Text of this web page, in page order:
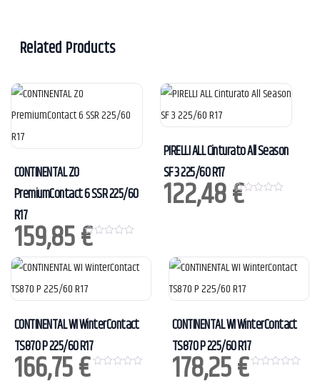
Related Products
CONTINENTAL ZO
PremiumContact 6 SSR 225/60
R17
159,85€
0
u
t
f
5
PIRELLI ALL Cinturato All Season
SF 3 225/60 R17
122,48€
0
CONTINENTAL WI WinterContact
TS870 P 225/60 R17
166,75€
CONTINENTAL WI WinterContact
TS870 P 225/60 R17
178,25€